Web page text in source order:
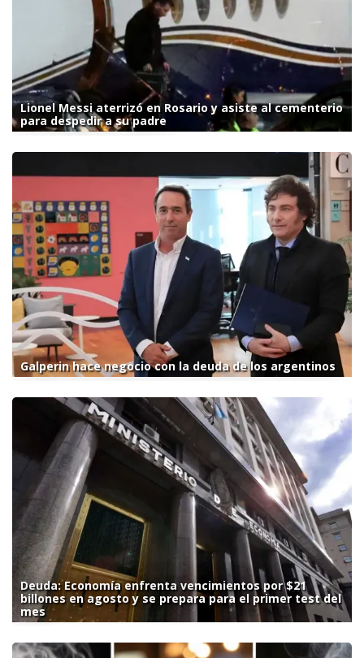
Lionel Messi aterrizó en Rosario y asiste al cementerio
para despedir a su padre
Galperin hace negocio con la deuda de los argentinos
Deuda: Economía enfrenta vencimientos por $21
billones en agosto y se prepara para el primer test del
mes